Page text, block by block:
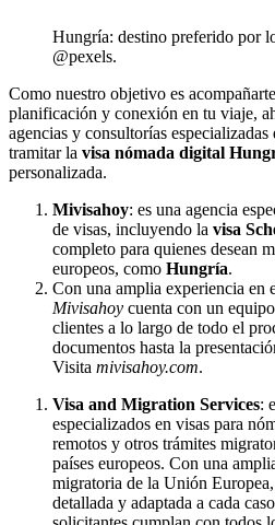
Hungría: destino preferido por
@pexels.
Como nuestro objetivo es
planificación y conexión en tu viaje,
agencias y consultorías especializadas
tramitar la visa nómada digital
personalizada.
Mivisahoy: es una agencia
de visas, incluyendo la visa
completo para quienes desean
europeos, como Hungría.
Con una amplia experiencia en
Mivisahoy cuenta con un
clientes a lo largo de todo el
documentos hasta la
Visita mivisahoy.com.
Visa and Migration Services:
especializados en visas para
remotos y otros trámites
países europeos. Con una
migratoria de la Unión
detallada y adaptada a cada